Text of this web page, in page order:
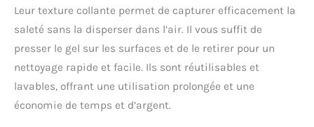
Leur texture collante permet de capturer efficacement la
saleté sans la disperser dans l’air. Il vous suffit de
presser le gel sur les surfaces et de le retirer pour un
nettoyage rapide et facile. Ils sont réutilisables et
lavables, offrant une utilisation prolongée et une
économie de temps et d’argent.